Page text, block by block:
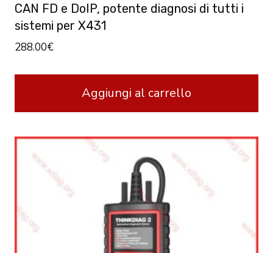
CAN FD e DoIP, potente diagnosi di tutti i
sistemi per X431
288.00€
Aggiungi al carrello